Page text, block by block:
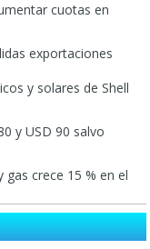
cuotas en
exportaciones
y solares de Shell
y USD 90 salvo
crece 15 % en el